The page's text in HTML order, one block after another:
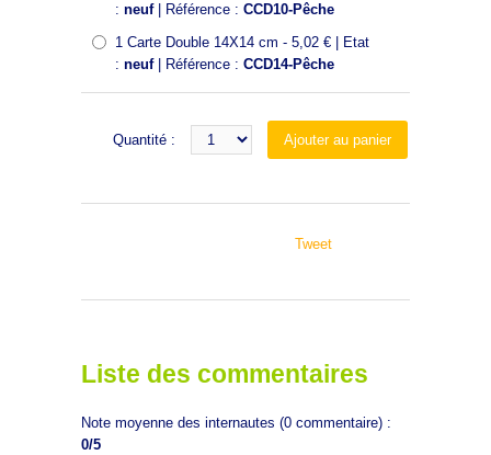
: neuf| Référence : CCD10-Pêche
1 Carte Double 14X14 cm - 5,02 € | Etat
: neuf| Référence : CCD14-Pêche
Quantité :
Tweet
Liste des commentaires
Note moyenne des internautes (0 commentaire) :
0/5